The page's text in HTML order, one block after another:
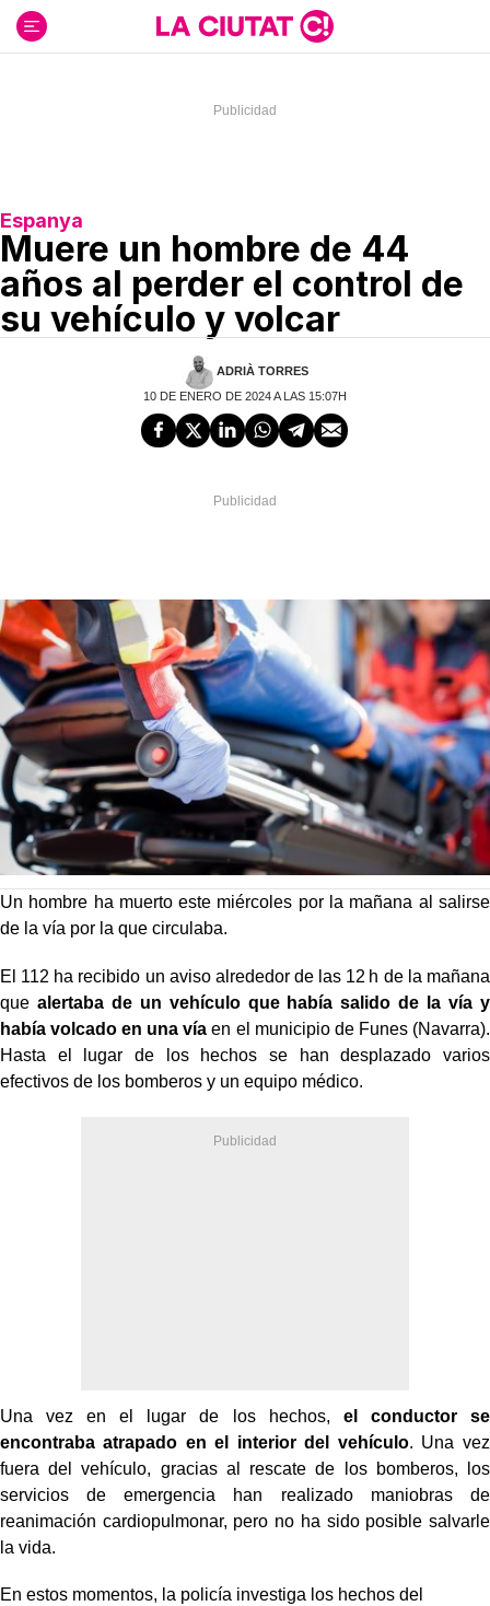
contenido
Espanya
Muere un hombre de 44
años al perder el control de
su vehículo y volcar
ADRIÀ TORRES
10 DE ENERO DE 2024 A LAS 15:07H
Un hombre ha muerto este miércoles por la mañana al salirse
de la vía por la que circulaba.
El 112 ha recibido un aviso alrededor de las 12 h de la mañana
que alertaba de un vehículo que había salido de la vía y
había volcado en una vía en el municipio de Funes (Navarra).
Hasta el lugar de los hechos se han desplazado varios
efectivos de los bomberos y un equipo médico.
Una vez en el lugar de los hechos, el conductor se
encontraba atrapado en el interior del vehículo. Una vez
fuera del vehículo, gracias al rescate de los bomberos, los
servicios de emergencia han realizado maniobras de
reanimación cardiopulmonar, pero no ha sido posible salvarle
la vida.
En estos momentos, la policía investiga los hechos del